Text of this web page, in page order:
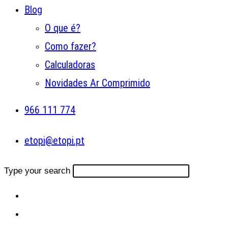
Blog
O que é?
Como fazer?
Calculadoras
Novidades Ar Comprimido
966 111 774
etopi@etopi.pt
Type your search